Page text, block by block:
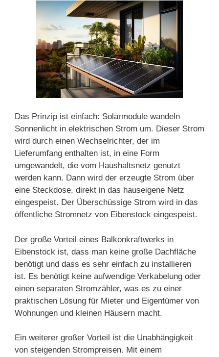
Das Prinzip ist einfach: Solarmodule wandeln
Sonnenlicht in elektrischen Strom um. Dieser Strom
wird durch einen Wechselrichter, der im
Lieferumfang enthalten ist, in eine Form
umgewandelt, die vom Haushaltsnetz genutzt
werden kann. Dann wird der erzeugte Strom über
eine Steckdose, direkt in das hauseigene Netz
eingespeist. Der Überschüssige Strom wird in das
öffentliche Stromnetz von Eibenstock eingespeist.
Der große Vorteil eines Balkonkraftwerks in
Eibenstock ist, dass man keine große Dachfläche
benötigt und dass es sehr einfach zu installieren
ist. Es benötigt keine aufwendige Verkabelung oder
einen separaten Stromzähler, was es zu einer
praktischen Lösung für Mieter und Eigentümer von
Wohnungen und kleinen Häusern macht.
Ein weiterer großer Vorteil ist die Unabhängigkeit
von steigenden Strompreisen. Mit einem